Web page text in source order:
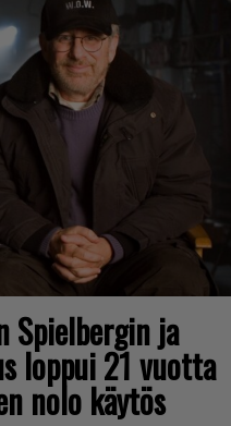
Spielbergin ja
loppui 21 vuotta
nolo käytös